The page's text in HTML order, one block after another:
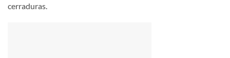
cerraduras.